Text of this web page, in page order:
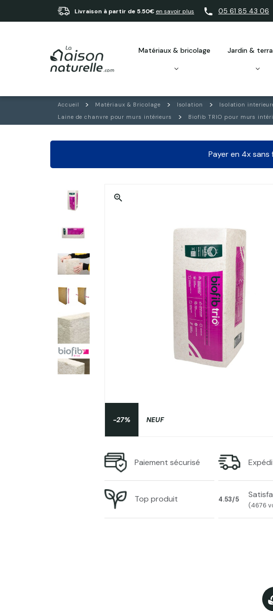
Livraison à partir de 5.50€ en savoir plus 05 61 85 43 06
matériaux & bricolage jardin &
Accueil Matériaux & Bricolage Isolation Isolation
Laine de chanvre pour murs intérieurs
Biofib TRIO pour murs
Payer en 4x
zoom_in
-27% NEUF
Paiement sécurisé
Top produit 4.53/5
(4676